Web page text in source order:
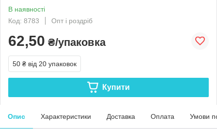
В наявності
Код: 8783
Опт і роздріб
62,50 ₴/упаковка
50 ₴ від 20 упаковок
Купити
Опис Характеристики Доставка Оплата Умови